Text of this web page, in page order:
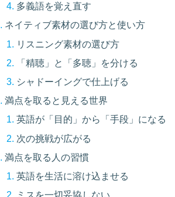
多義語を覚え直す
ネイティブ素材の選び方と使い方
リスニング素材の選び方
「精聴」と「多聴」を分ける
シャドーイングで仕上げる
満点を取ると見える世界
英語が「目的」から「手段」になる
次の挑戦が広がる
満点を取る人の習慣
英語を生活に溶け込ませる